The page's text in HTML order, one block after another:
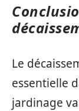
Le
essentielle
jardinage